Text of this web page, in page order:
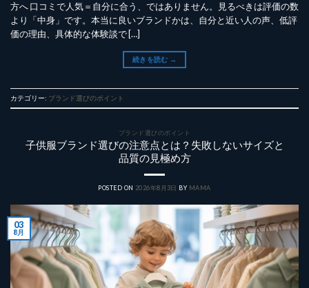
方へ 口コミで人気＝自分に合う、ではありません。見るべきは評価の数
より「中身」です。本当に良いブランドかは、自分と近い人の声、低評
価の理由、具体的な体験談で […]
続きを読む →
カテゴリー: ブランド選びのポイント
ブランド選びのポイント
子供服ブランド選びの注意点とは？失敗しないサイズと
品質の見極め方
POSTED ON 2026年8月3日 BY MAMA
03
8月